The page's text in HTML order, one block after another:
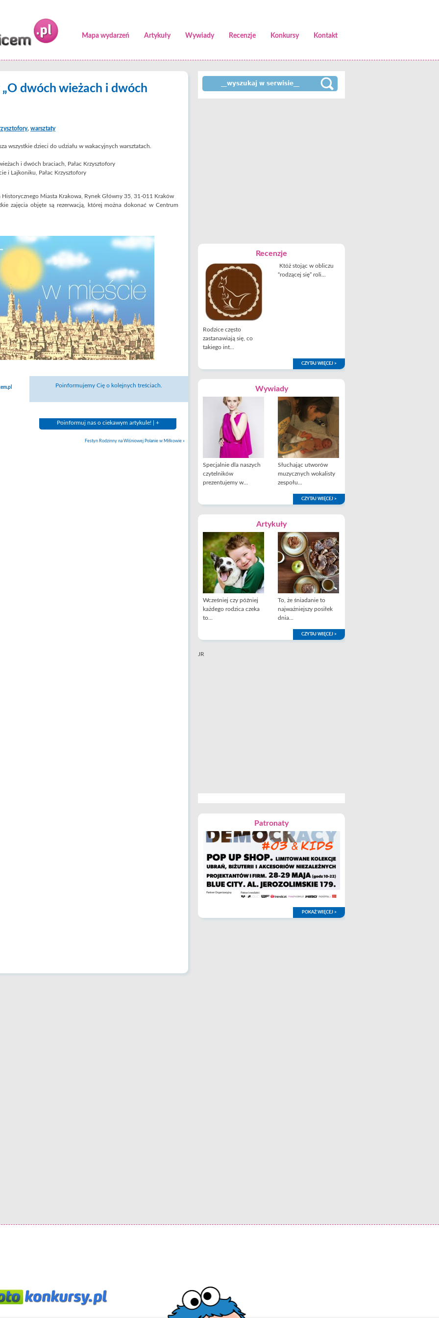
Mapa wydarzeń Artykuły Wywiady Recenzje Konkursy Kontakt
dwóch wieżach i dwóch
, warsztaty
wszystkie dzieci do udziału w wakacyjnych warsztatach.
i dwóch braciach, Pałac Krzysztofory
i Lajkoniku, Pałac Krzysztofory
Historycznego Miasta Krakowa, Rynek Główny 35, 31-011 Kraków
zajęcia objęte są rezerwacją, której można dokonać w Centrum
Poinformujemy Cię o kolejnych treściach.
Poinformuj nas o ciekawym artykule! | +
Festyn Rodzinny na Wiśniowej Polanie w Miłkowie »
Recenzje
Rodzice często
zastanawiają się, co
takiego int...
Któż stojąc w obliczu
“rodzącej się” roli...
CZYTAJ WIĘCEJ >
Wywiady
Specjalnie dla naszych
czytelników
prezentujemy w...
Słuchając utworów
muzycznych wokalisty
zespołu...
CZYTAJ WIĘCEJ >
Artykuły
Wcześniej czy później
każdego rodzica czeka
to...
To, że śniadanie to
najważniejszy posiłek
dnia...
CZYTAJ WIĘCEJ >
JR
Patronaty
POKAŻ WIĘCEJ >